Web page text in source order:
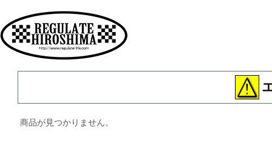
商品が見つかりません。